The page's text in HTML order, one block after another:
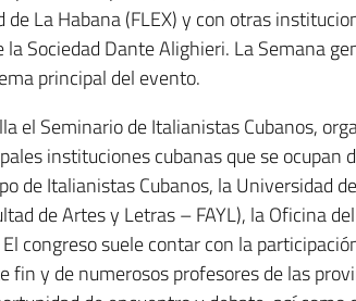
La Habana (FLEX) y con otras
la Sociedad Dante Alighieri. La Semana
principal del evento.
el Seminario de Italianistas Cubanos,
instituciones cubanas que se ocupan
de Italianistas Cubanos, la Universidad
de Artes y Letras – FAYL), la Oficina
congreso suele contar con la
y de numerosos profesores de las